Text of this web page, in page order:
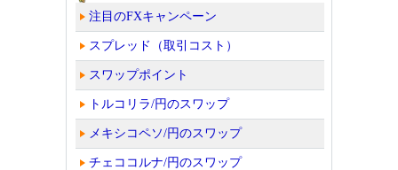
注目のFXキャンペーン
スプレッド（取引コスト）
スワップポイント
トルコリラ/円のスワップ
メキシコペソ/円のスワップ
チェココルナ/円のスワップ